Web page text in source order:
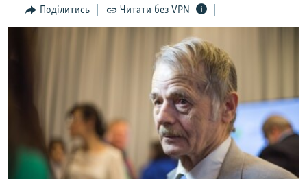
Перейти
до
ПОГЛЯД
ДЕПОРТАЦІЯ
ВІДЕОУРОКИ «ELIFBE»
СВІДЧЕННЯ ОКУПАЦІЇ
ЯК ОБІЙТИ БЛОКУВАННЯ
Русский
Qırımtatar
Поділитись Читати без VPN